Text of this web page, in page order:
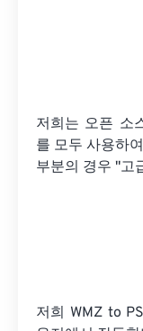
저희는 오픈 소
를 모두 사용하
부분의 경우 "고
저희 WMZ to